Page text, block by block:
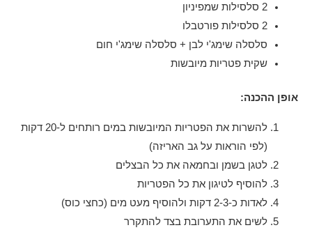
2 סלסילות שמפיניון
2 סלסילות פורטבלו
סלסלה שימג'י לבן + סלסלה שימג'י חום
שקית פטריות מיובשות
אופן ההכנה:
להשרות את הפטריות המיובשות במים רותחים ל-20 דקות
(לפי הוראות על גב האריזה)
לטגן בשמן ובחמאה את כל הבצלים
להוסיף לטיגון את כל הפטריות
לאדות כ-2-3 דקות ולהוסיף מעט מים (כחצי כוס)
לשים את התערובת בצד להתקרר